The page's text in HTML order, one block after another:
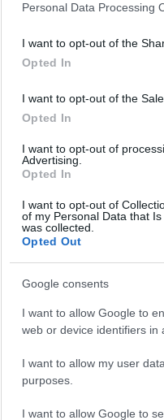
Personal Data Processing
I want to opt-out of the
Opted In
I want to opt-out of the
Opted In
I want to opt-out of
Advertising.
Opted In
I want to opt-out of
of my Personal Data that
was collected.
Opted Out
Google consents
I want to allow Google to
web or device identifiers in
I want to allow my user
purposes.
I want to allow Google to